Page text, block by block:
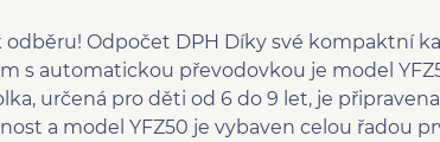
Odpočet DPH Díky své kompaktní
s automatickou převodovkou je model
určená pro děti od 6 do 9 let, je
a model YFZ50 je vybaven celou řadou